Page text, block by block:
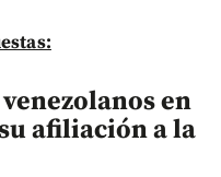
en
afiliación a la